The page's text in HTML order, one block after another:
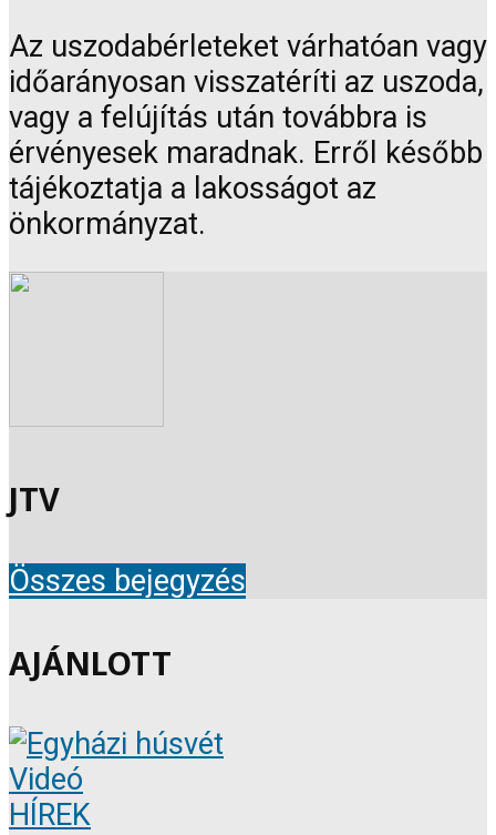
Az uszodabérleteket várhatóan vagy
időarányosan visszatéríti az uszoda,
vagy a felújítás után továbbra is
érvényesek maradnak. Erről később
tájékoztatja a lakosságot az
önkormányzat.
JTV
Összes bejegyzés
AJÁNLOTT
Videó
HÍREK